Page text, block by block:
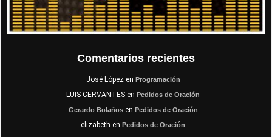
Comentarios recientes
José Lópezen Programación
LUIS CERVANTES en Pedidos de Oración
Gerardo Bolañosen Pedidos de Oración
elizabeth en Pedidos de Oración